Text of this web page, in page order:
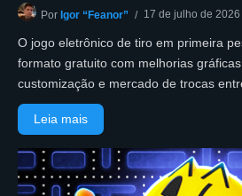
Por Igor “Feanor” 17 de julho de 2026
O jogo eletrônico de tiro em primeira
formato gratuito com melhorias
customização e mercado de trocas
Leia mais